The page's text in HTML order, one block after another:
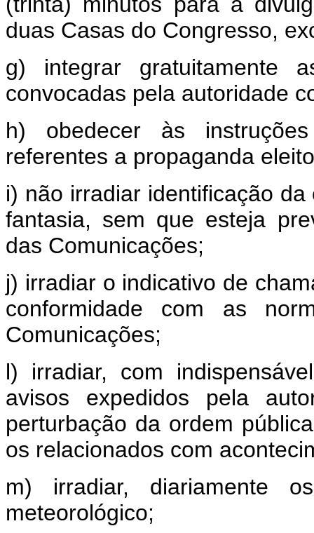
duas Casas do Congresso,
g) integrar gratuitamente
convocadas pela autoridade
h) obedecer às
referentes a propaganda
i) não irradiar identificação
fantasia, sem que esteja
das Comunicações;
j) irradiar o indicativo de
conformidade com as
Comunicações;
l) irradiar, com
avisos expedidos pela
perturbação da ordem
os relacionados com
m) irradiar, diariamente
meteorológico;